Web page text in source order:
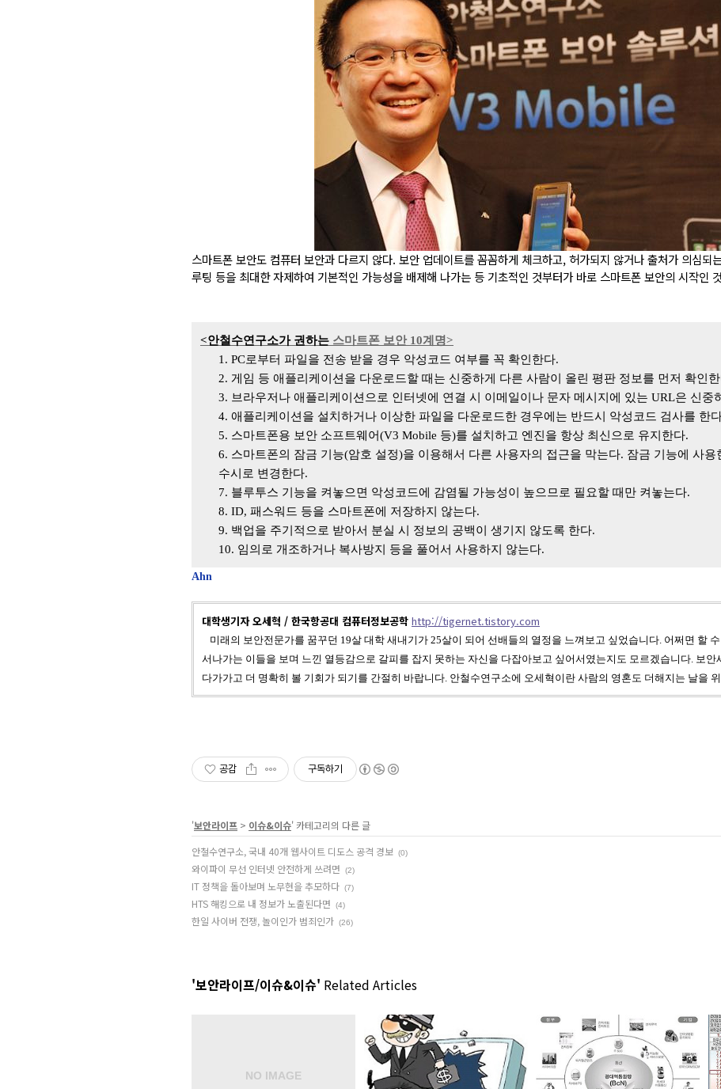
스마트폰 보안도 컴퓨터 보안과 다르지 않다. 보안 업데이트를 꼼꼼하게 체크하고, 허가되지 않거나 출처가 의심되
루팅 등을 최대한 자제하여 기본적인 가능성을 배제해 나가는 등 기초적인 것부터가 바로 스마트폰 보안의 시작인
<안철수연구소가 권하는 스마트폰 보안10계명>
1. PC로부터 파일을 전송 받을 경우 악성코드 여부를 꼭 확인한다.
2. 게임 등 애플리케이션을 다운로드할 때는 신중하게 다른 사람이 올린 평판 정보를 먼저 확인
3. 브라우저나 애플리케이션으로 인터넷에 연결 시 이메일이나 문자 메시지에 있는 URL은 신중
4. 애플리케이션을 설치하거나 이상한 파일을 다운로드한 경우에는 반드시 악성코드 검사를 한
5. 스마트폰용 보안 소프트웨어(V3 Mobile 등)를 설치하고 엔진을 항상 최신으로 유지한다.
6. 스마트폰의 잠금 기능(암호 설정)을 이용해서 다른 사용자의 접근을 막는다. 잠금 기능에 사용
수시로 변경한다.
7. 블루투스 기능을 켜놓으면 악성코드에 감염될 가능성이 높으므로 필요할 때만 켜놓는다.
8. ID, 패스워드 등을 스마트폰에 저장하지 않는다.
9. 백업을 주기적으로 받아서 분실 시 정보의 공백이 생기지 않도록 한다.
10. 임의로 개조하거나 복사방지 등을 풀어서 사용하지 않는다.
Ahn
대학생기자 오세혁 / 한국항공대 컴퓨터정보공학 http://tigernet.tistory.com
미래의 보안전문가를 꿈꾸던 19살 대학 새내기가 25살이 되어 선배들의 열정을 느껴보고 싶었습니다. 어쩌면 할
서나가는 이들을 보며 느낀 열등감으로 갈피를 잡지 못하는 자신을 다잡아보고 싶어서였는지도 모르겠습니다. 보안
다가가고 더 명확히 볼 기회가 되기를 간절히 바랍니다. 안철수연구소에 오세혁이란 사람의 영혼도 더해지는 날을
공감 구독하기
'보안라이프 > 이슈&이슈' 카테고리의 다른 글
안철수연구소, 국내 40개 웹사이트 디도스 공격 경보 (0)
와이파이 무선 인터넷 안전하게 쓰려면 (2)
IT 정책을 돌아보며 노무현을 추모하다 (7)
HTS 해킹으로 내 정보가 노출된다면 (4)
한일 사이버 전쟁, 놀이인가 범죄인가 (26)
'보안라이프/이슈&이슈' Related Articles